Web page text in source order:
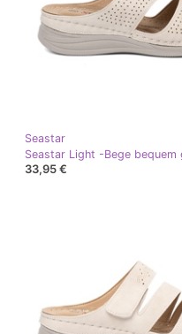
Seastar
33,95 €